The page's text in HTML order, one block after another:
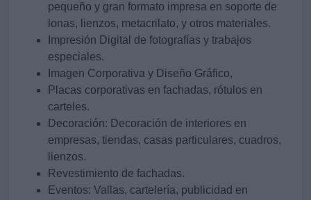
pequeño y gran formato impresa en soporte de
lonas, lienzos, metacrilato, y otros materiales.
Impresión Digital de fotografías y trabajos
especiales.
Imagen Corporativa y Diseño Gráfico,
Placas corporativas en fachadas, rótulos en
carteles.
Decoración: Decoración de interiores en
empresas, tiendas, casas particulares, cuadros,
lienzos.
Revestimiento de fachadas.
Eventos: Vallas, cartelería, publicidad en